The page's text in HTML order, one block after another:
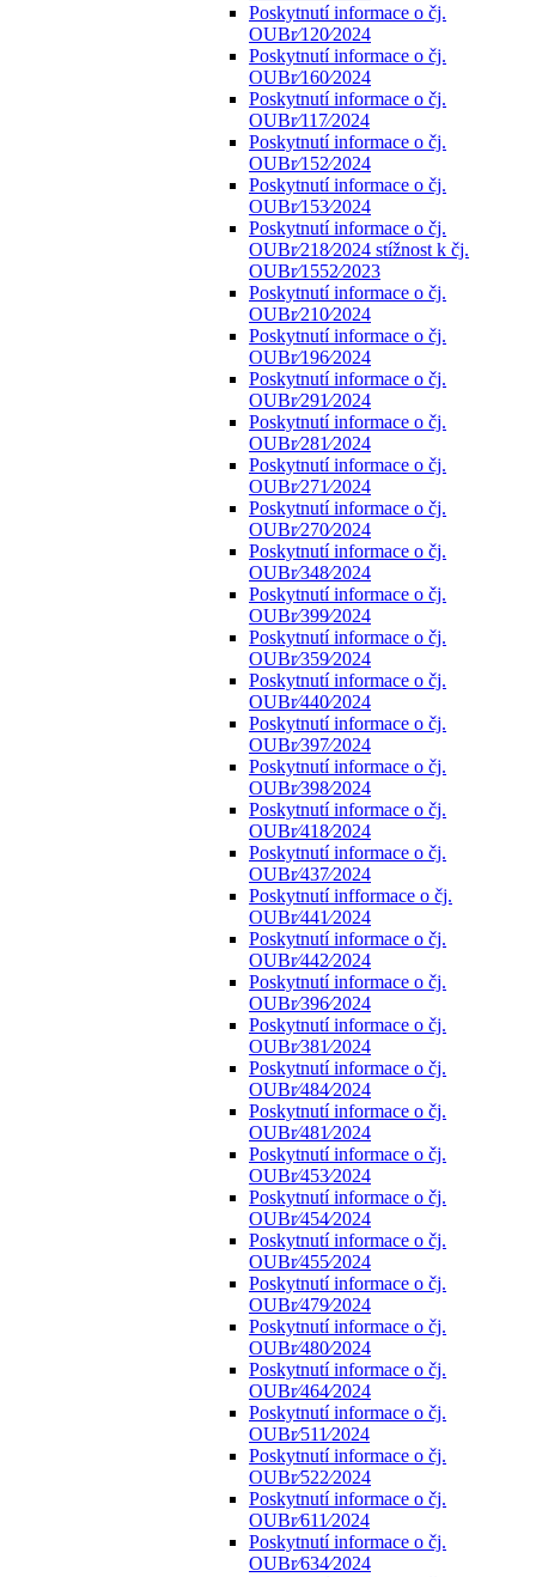
Poskytnutí informace o čj.
OUBr⁄120⁄2024
Poskytnutí informace o čj.
OUBr⁄160⁄2024
Poskytnutí informace o čj.
OUBr⁄117⁄2024
Poskytnutí informace o čj.
OUBr⁄152⁄2024
Poskytnutí informace o čj.
OUBr⁄153⁄2024
Poskytnutí informace o čj.
OUBr⁄218⁄2024 stížnost k čj.
OUBr⁄1552⁄2023
Poskytnutí informace o čj.
OUBr⁄210⁄2024
Poskytnutí informace o čj.
OUBr⁄196⁄2024
Poskytnutí informace o čj.
OUBr⁄291⁄2024
Poskytnutí informace o čj.
OUBr⁄281⁄2024
Poskytnutí informace o čj.
OUBr⁄271⁄2024
Poskytnutí informace o čj.
OUBr⁄270⁄2024
Poskytnutí informace o čj.
OUBr⁄348⁄2024
Poskytnutí informace o čj.
OUBr⁄399⁄2024
Poskytnutí informace o čj.
OUBr⁄359⁄2024
Poskytnutí informace o čj.
OUBr⁄440⁄2024
Poskytnutí informace o čj.
OUBr⁄397⁄2024
Poskytnutí informace o čj.
OUBr⁄398⁄2024
Poskytnutí informace o čj.
OUBr⁄418⁄2024
Poskytnutí informace o čj.
OUBr⁄437⁄2024
Poskytnutí infformace o čj.
OUBr⁄441⁄2024
Poskytnutí informace o čj.
OUBr⁄442⁄2024
Poskytnutí informace o čj.
OUBr⁄396⁄2024
Poskytnutí informace o čj.
OUBr⁄381⁄2024
Poskytnutí informace o čj.
OUBr⁄484⁄2024
Poskytnutí informace o čj.
OUBr⁄481⁄2024
Poskytnutí informace o čj.
OUBr⁄453⁄2024
Poskytnutí informace o čj.
OUBr⁄454⁄2024
Poskytnutí informace o čj.
OUBr⁄455⁄2024
Poskytnutí informace o čj.
OUBr⁄479⁄2024
Poskytnutí informace o čj.
OUBr⁄480⁄2024
Poskytnutí informace o čj.
OUBr⁄464⁄2024
Poskytnutí informace o čj.
OUBr⁄511⁄2024
Poskytnutí informace o čj.
OUBr⁄522⁄2024
Poskytnutí informace o čj.
OUBr⁄611⁄2024
Poskytnutí informace o čj.
OUBr⁄634⁄2024